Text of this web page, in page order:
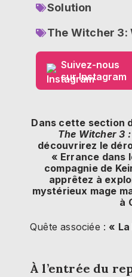
Solution
The Witcher 3:
Suivez-nous
sur Instagram
Dans cette section
The Witcher 3
découvrirez le
« Errance dans
compagnie de
apprêtez à
mystérieux mage
à
Quête associée : «
À l’entrée du